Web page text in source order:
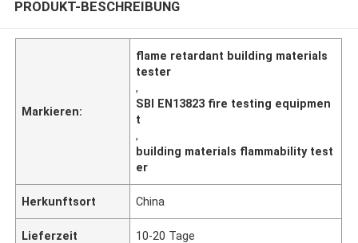
PRODUKT-BESCHREIBUNG
Markieren:
flame retardant building materials
tester
,
SBI EN13823 fire testing equipmen
t
,
building materials flammability test
er
Herkunftsort China
Lieferzeit 10-20 Tage